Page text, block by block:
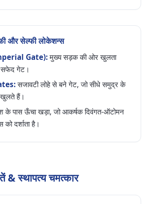
और सेल्फी लोकेशन्स
Gate):मुख्य सड़क की ओर खुलता
सफेद गेट।
सजावटी लोहे से बने गेट, जो सीधे समुद्र के
खुलते हैं।
के पास ऊँचा खड़ा, जो आकर्षक दिवंगत-ऑटोमन
को दर्शाता है।
& स्थापत्य चमत्कार